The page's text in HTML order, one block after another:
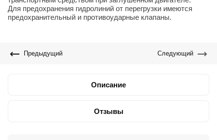
Для предохранения гидролиний от перегрузки имеются
предохранительный и противоударные клапаны.
Предыдущий Следующий
Описание
Отзывы